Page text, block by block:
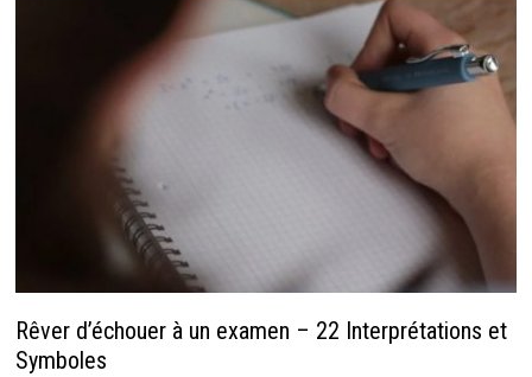
Rêver d’échouer à un examen – 22 Interprétations et
Symboles